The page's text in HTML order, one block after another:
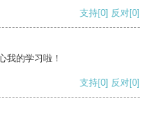
支持[0] 反对[0]
我的学习啦！
支持[0] 反对[0]